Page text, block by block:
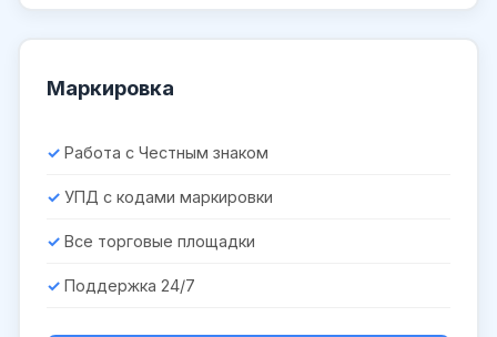
Маркировка
Работа с Честным знаком
УПД с кодами маркировки
Все торговые площадки
Поддержка 24/7